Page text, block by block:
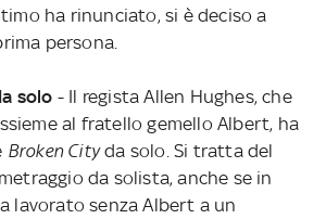
ha rinunciato, si è deciso a
persona.
solo - Il regista Allen Hughes, che
al fratello gemello Albert, ha
Broken Cityda solo. Si tratta del
da solista, anche se in
lavorato senza Albert a un